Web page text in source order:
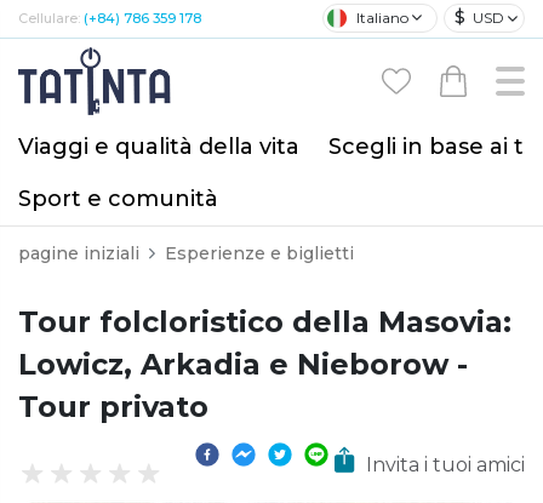
Cellulare: (+84) 786 359 178 Italiano $ USD
Viaggi e qualità della vita
Scegli in base ai
Sport e comunità
pagine iniziali Esperienze e biglietti
Tour folcloristico della Masovia:
Lowicz, Arkadia e Nieborow -
Tour privato
Invita i tuoi amici